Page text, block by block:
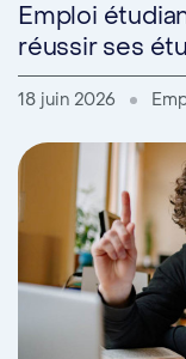
Emploi
réussir ses
18 juin 2026